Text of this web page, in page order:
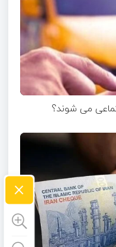
می شوند؟
×